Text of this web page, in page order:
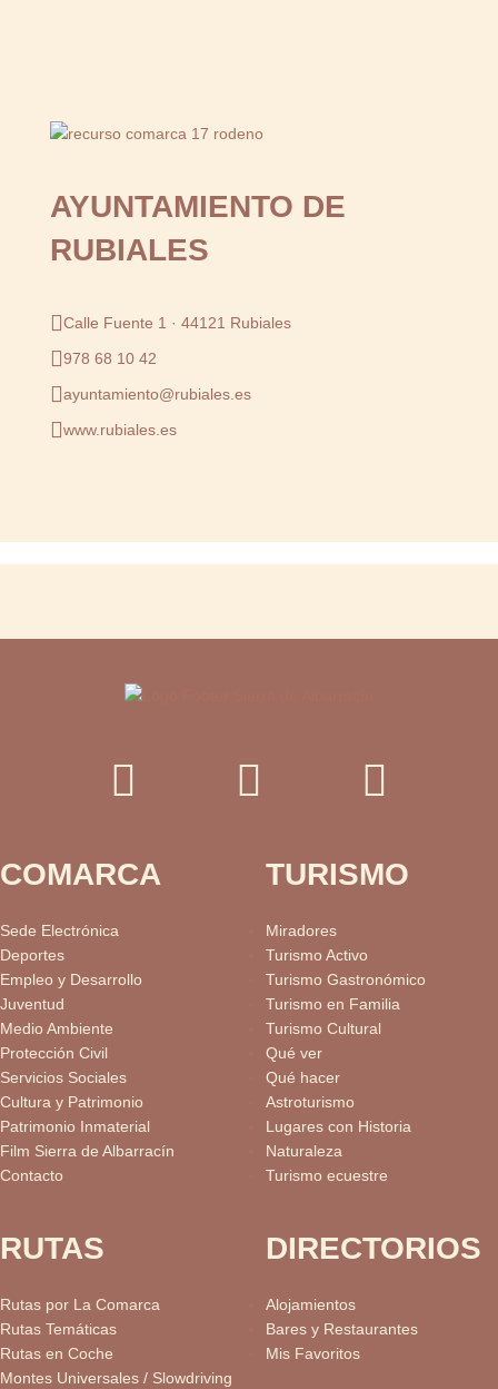
AYUNTAMIENTO DE
RUBIALES
Calle Fuente 1 · 44121 Rubiales
978 68 10 42
ayuntamiento@rubiales.es
www.rubiales.es
COMARCA
Sede Electrónica
Deportes
Empleo y Desarrollo
Juventud
Medio Ambiente
Protección Civil
Servicios Sociales
Cultura y Patrimonio
Patrimonio Inmaterial
Film Sierra de Albarracín
Contacto
RUTAS
Rutas por La Comarca
Rutas Temáticas
Rutas en Coche
Montes Universales / Slowdriving
TURISMO
Miradores
Turismo Activo
Turismo Gastronómico
Turismo en Familia
Turismo Cultural
Qué ver
Qué hacer
Astroturismo
Lugares con Historia
Naturaleza
Turismo ecuestre
DIRECTORIOS
Alojamientos
Bares y Restaurantes
Mis Favoritos